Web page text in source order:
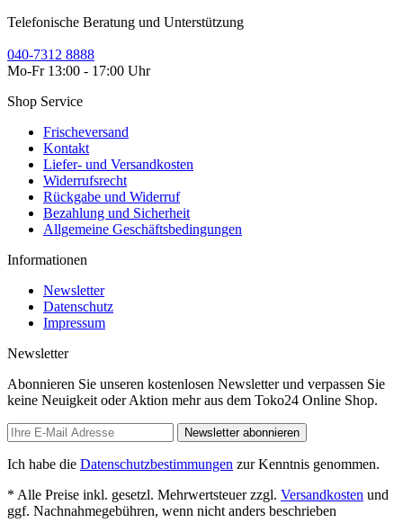
Telefonische Beratung und Unterstützung
040-7312 8888
Mo-Fr 13:00 - 17:00 Uhr
Shop Service
Frischeversand
Kontakt
Liefer- und Versandkosten
Widerrufsrecht
Rückgabe und Widerruf
Bezahlung und Sicherheit
Allgemeine Geschäftsbedingungen
Informationen
Newsletter
Datenschutz
Impressum
Newsletter
Abonnieren Sie unseren kostenlosen Newsletter und verpassen Sie
keine Neuigkeit oder Aktion mehr aus dem Toko24 Online Shop.
Newsletter abonnieren
Ich habe die Datenschutzbestimmungen zur Kenntnis genommen.
* Alle Preise inkl. gesetzl. Mehrwertsteuer zzgl. Versandkosten und
ggf. Nachnahmegebühren, wenn nicht anders beschrieben